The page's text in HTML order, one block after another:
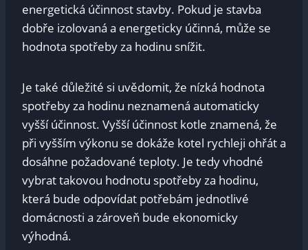
energetická účinnost stavby. Pokud ‌je stavba
dobře izolovaná a energeticky účinná, může se
hodnota spotřeby za hodinu snížit.
Je také⁤ důležité si uvědomit, že nízká hodnota
‍spotřeby za hodinu neznamená ⁢automaticky‌
vyšší účinnost. Vyšší účinnost⁤ kotle znamená, že
při vyšším ⁤výkonu se dokáže kotel rychleji ‍ohřát a
dosáhne⁤ požadované teploty.​ Je tedy vhodné
‍vybrat takovou hodnotu spotřeby za hodinu,
která bude odpovídat potřebám jednotlivé
domácnosti a zároveň ⁢bude ekonomicky
výhodná.